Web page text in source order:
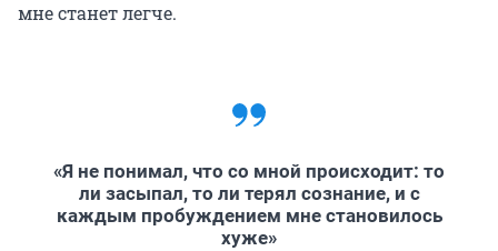
мне станет легче.
«Я не понимал, что со мной происходит: то
ли засыпал, то ли терял сознание, и с
каждым пробуждением мне становилось
хуже»